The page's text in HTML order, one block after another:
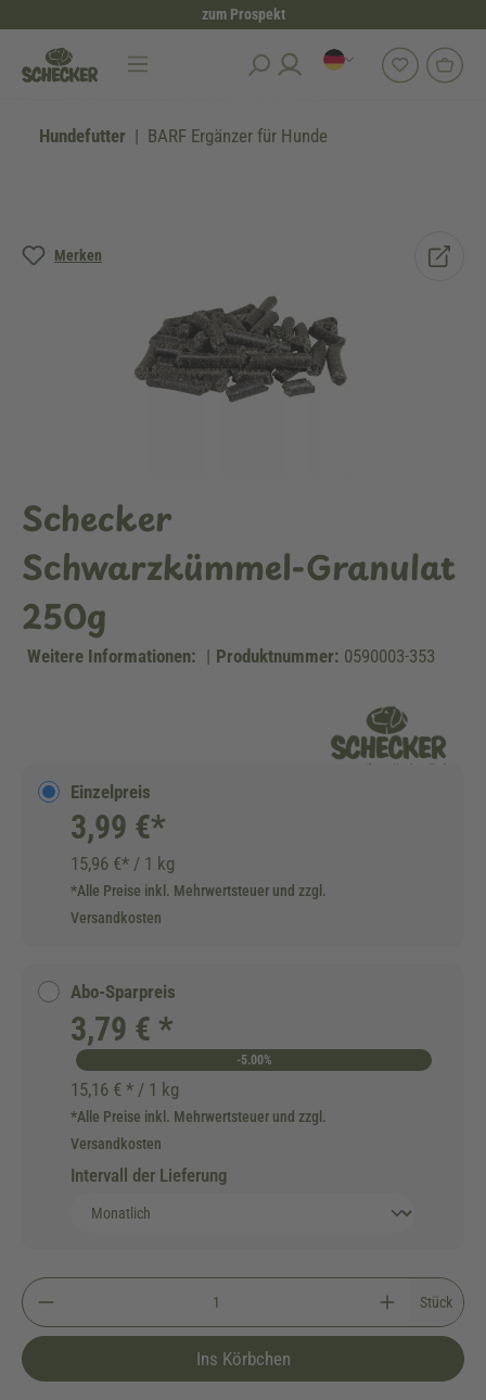
zum Prospekt
Hundefutter BARF Ergänzer für Hunde
Merken
Bildergalerie überspringen
Schecker
Schwarzkümmel-Granulat
250g
Weitere Informationen: | Produktnummer: 0590003-353
Einzelpreis
3,99 €*
15,96 €* / 1 kg
*Alle Preise inkl. Mehrwertsteuer und zzgl.
Versandkosten
Abo-Sparpreis
3,79 € *
-5.00%
15,16 € * / 1 kg
*Alle Preise inkl. Mehrwertsteuer und zzgl.
Versandkosten
Intervall der Lieferung
Stück
Ins Körbchen